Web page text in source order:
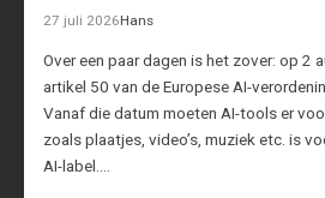
27 juli 2026Hans
Over een paar dagen is het zover: op 2
artikel 50 van de Europese AI-
Vanaf die datum moeten AI-tools er
zoals plaatjes, video’s, muziek etc. is
AI-label.…